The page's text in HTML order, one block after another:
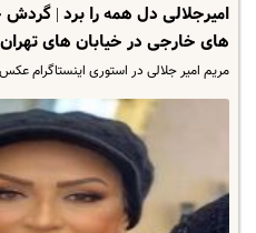
امیرجلالی دل همه را برد |
های خارجی در خیابان های
مریم امیر جلالی در استوری اینستاگرام